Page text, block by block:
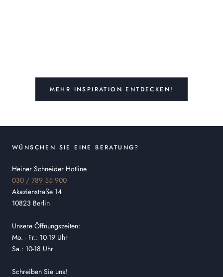
MEHR INSPIRATION ENTDECKEN!
WÜNSCHEN SIE EINE BERATUNG?
Heiner Schneider Hotline
030 / 789 55 900
Akazienstraße 14
10823 Berlin
Unsere Öffnungszeiten:
Mo. - Fr.: 10-19 Uhr
Sa.: 10-18 Uhr
Schreiben Sie uns!